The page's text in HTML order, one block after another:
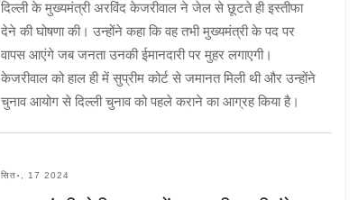
दिल्ली के मुख्यमंत्री अरविंद केजरीवाल ने जेल से छूटते ही इस्तीफा
देने की घोषणा की। उन्होंने कहा कि वह तभी मुख्यमंत्री के पद पर
वापस आएंगे जब जनता उनकी ईमानदारी पर मुहर लगाएगी।
केजरीवाल को हाल ही में सुप्रीम कोर्ट से जमानत मिली थी और उन्होंने
चुनाव आयोग से दिल्ली चुनाव को पहले कराने का आग्रह किया है।
सित॰, 17 2024